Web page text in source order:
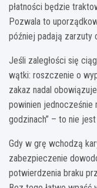
płatności będzie
Pozwala to
później padają zarzuty
Jeśli zaległości się
wątki: roszczenie o
zakaz nadal
powinien jednocześnie
godzinach” – to nie
Gdy w grę wchodzą
zabezpieczenie
potwierdzenia braku